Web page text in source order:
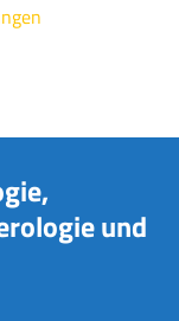
und